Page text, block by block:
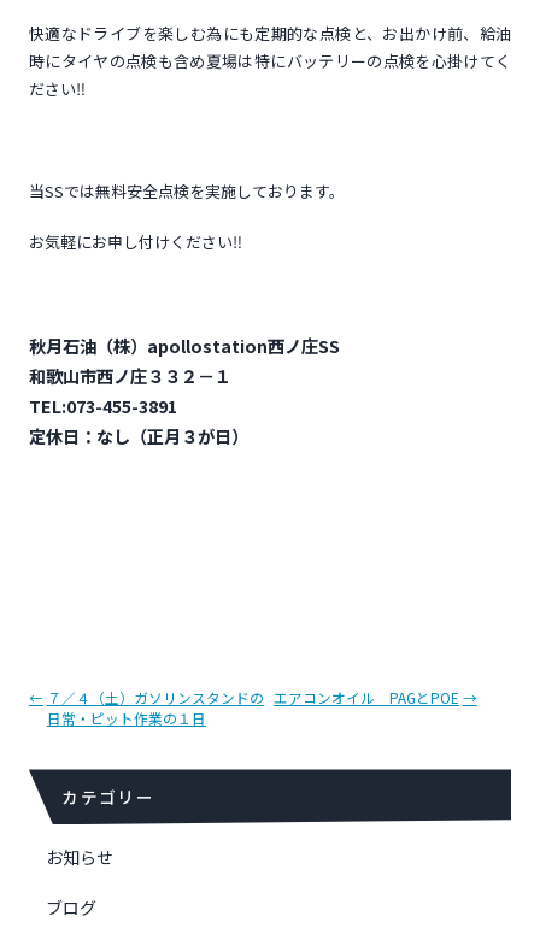
快適なドライブを楽しむ為にも定期的な点検と、お出かけ前、給油
時にタイヤの点検も含め夏場は特にバッテリーの点検を心掛けてく
ださい‼
当SSでは無料安全点検を実施しております。
お気軽にお申し付けください‼
秋月石油（株）apollostation西ノ庄SS
和歌山市西ノ庄３３２－１
TEL:073-455-3891
定休日：なし（正月３が日）
投
稿
ビ
ゲ
シ
ン
← ７／４（土）ガソリンスタンドの
日常・ピット作業の１日
エアコンオイル PAGとPOE →
カテゴリー
お知らせ
ブログ